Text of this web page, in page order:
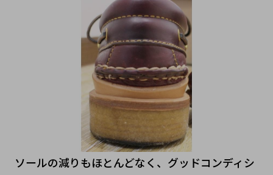
ソールの減りもほとんどなく、グッドコンディシ